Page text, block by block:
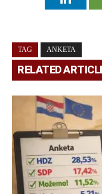
TAG ANKETA
RELATED